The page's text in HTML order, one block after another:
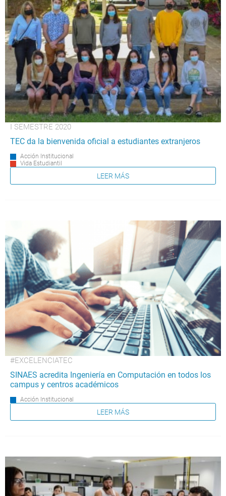
I SEMESTRE 2020
TEC da la bienvenida oficial a estudiantes extranjeros
Acción Institucional
Vida Estudiantil
LEER MÁS
#EXCELENCIATEC
SINAES acredita Ingeniería en Computación en todos los
campus y centros académicos
Acción Institucional
LEER MÁS